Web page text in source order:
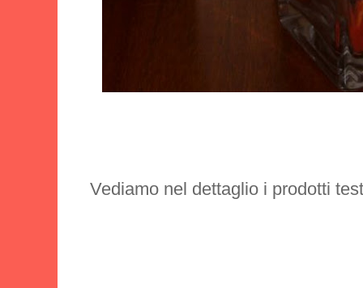
Vediamo nel dettaglio i prodotti